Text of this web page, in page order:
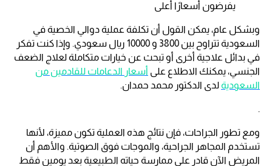
يفرضون أسعارًا أعلى
وبشكل عام،يمكن القول أن تكلفة عملية دوالي الخصية في
السعودية تتراوح بين 3800 و 10000 ريال سعودي. وإذا كنت تفكر
في بدائل علاجية أخرى أو تبحث عن خيارات متكاملة لعلاج الضعف
الجنسي، يمكنك الاطلاع على أسعار الدعامات للقادمين من
السعودية لدى الدكتور محمد حمدان.
.
ومع تطور الجراحات، فإن نتائج هذه العملية تكون مميزة، لأنها
تستخدم المجاهر الجراحية، والموجات فوق الصوتية. والأهم أن
المريض الآن قادر على ممارسة حياته الطبيعية بعد يومين فقط